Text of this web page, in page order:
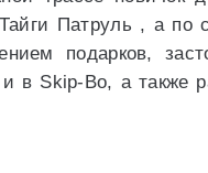
Патруль , а по
подарков,
в Skip-Bo, а также